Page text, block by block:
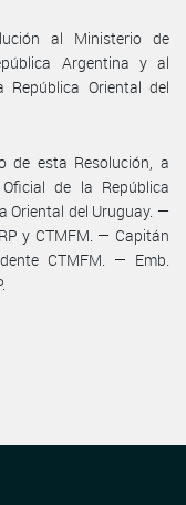
al Ministerio de
Argentina y al
República Oriental del
de esta Resolución, a
de la República
Oriental del Uruguay. —
y CTMFM. — Capitán
CTMFM. — Emb.